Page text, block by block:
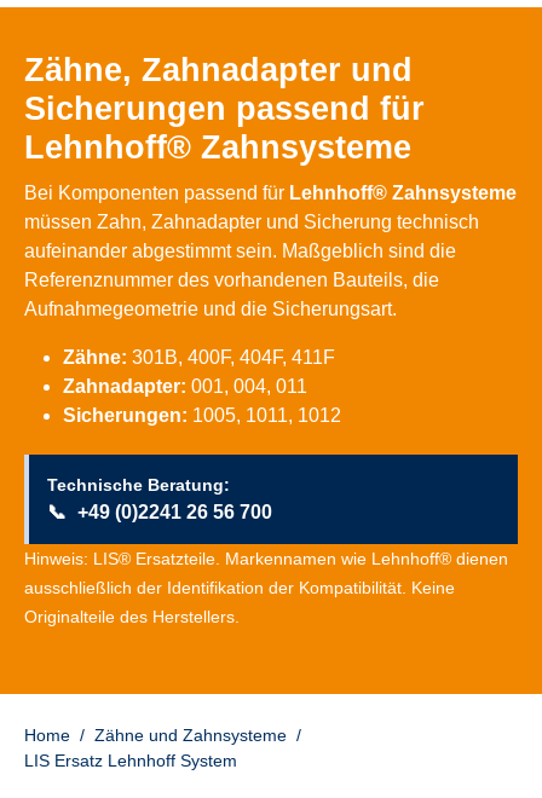
Zähne, Zahnadapter und
Sicherungen passend für
Lehnhoff® Zahnsysteme
Bei Komponenten passend für Lehnhoff® Zahnsysteme
müssen Zahn, Zahnadapter und Sicherung technisch
aufeinander abgestimmt sein. Maßgeblich sind die
Referenznummer des vorhandenen Bauteils, die
Aufnahmegeometrie und die Sicherungsart.
Zähne: 301B, 400F, 404F, 411F
Zahnadapter: 001, 004, 011
Sicherungen: 1005, 1011, 1012
Technische Beratung:
📞 +49 (0)2241 26 56 700
Hinweis: LIS® Ersatzteile. Markennamen wie Lehnhoff® dienen
ausschließlich der Identifikation der Kompatibilität. Keine
Originalteile des Herstellers.
Home / Zähne und Zahnsysteme /
LIS Ersatz Lehnhoff System